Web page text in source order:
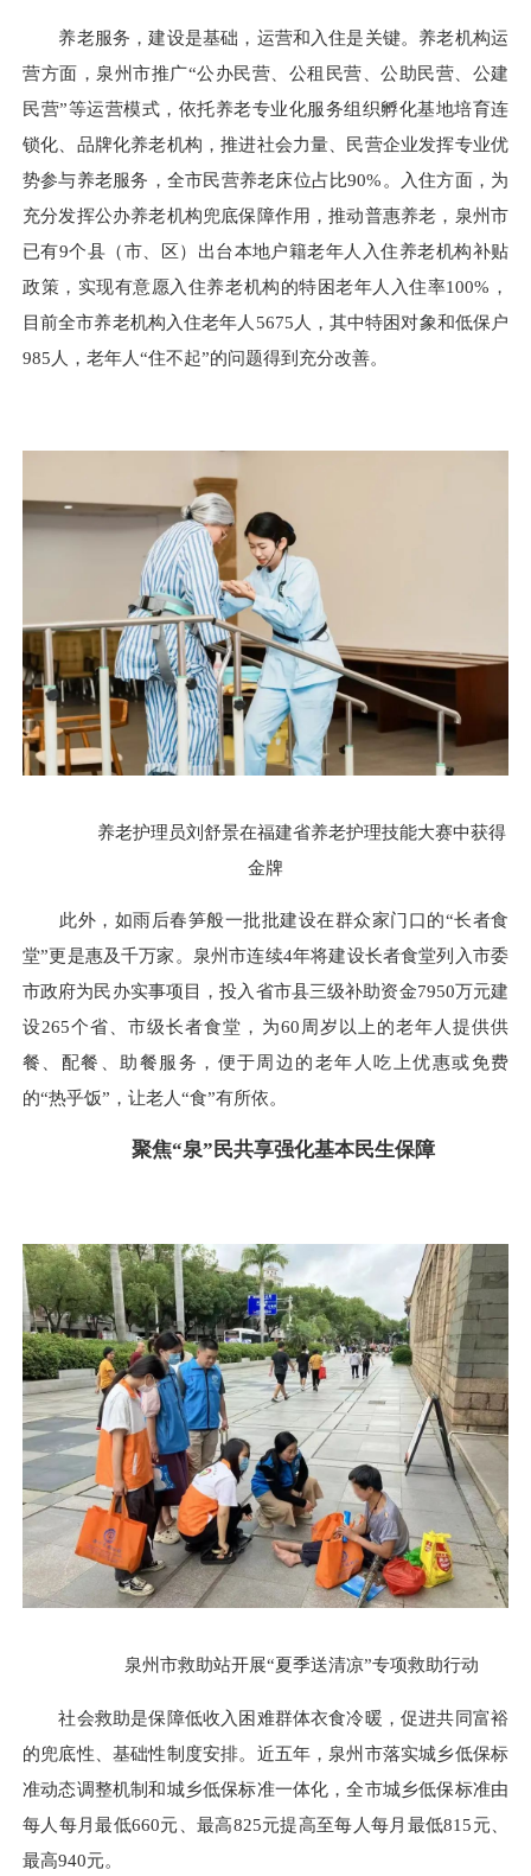
养老服务，建设是基础，运营和入住是关键。养老机构运
营方面，泉州市推广“公办民营、公租民营、公助民营、公建
民营”等运营模式，依托养老专业化服务组织孵化基地培育连
锁化、品牌化养老机构，推进社会力量、民营企业发挥专业优
势参与养老服务，全市民营养老床位占比90%。入住方面，为
充分发挥公办养老机构兜底保障作用，推动普惠养老，泉州市
已有9个县（市、区）出台本地户籍老年人入住养老机构补贴
政策，实现有意愿入住养老机构的特困老年人入住率100%，
目前全市养老机构入住老年人5675人，其中特困对象和低保户
985人，老年人“住不起”的问题得到充分改善。
养老护理员刘舒景在福建省养老护理技能大赛中获得
金牌
此外，如雨后春笋般一批批建设在群众家门口的“长者食
堂”更是惠及千万家。泉州市连续4年将建设长者食堂列入市委
市政府为民办实事项目，投入省市县三级补助资金7950万元建
设265个省、市级长者食堂，为60周岁以上的老年人提供供
餐、配餐、助餐服务，便于周边的老年人吃上优惠或免费
的“热乎饭”，让老人“食”有所依。
聚焦“泉”民共享强化基本民生保障
泉州市救助站开展“夏季送清凉”专项救助行动
社会救助是保障低收入困难群体衣食冷暖，促进共同富裕
的兜底性、基础性制度安排。近五年，泉州市落实城乡低保标
准动态调整机制和城乡低保标准一体化，全市城乡低保标准由
每人每月最低660元、最高825元提高至每人每月最低815元、
最高940元。